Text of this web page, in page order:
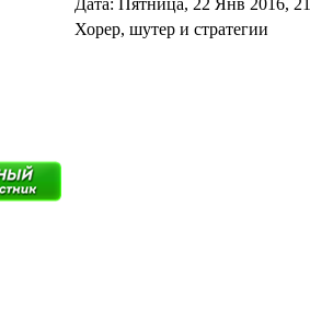
Дата: Пятница, 22 Янв 2016,
Хорер, шутер и стратегии